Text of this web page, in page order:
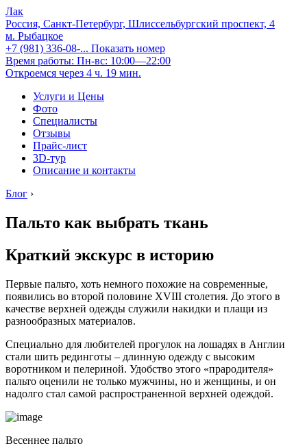
Лак
Россия, Санкт-Петербург, Шлиссельбургский проспект, 4
м. Рыбацкое
+7 (981) 336-08-... Показать номер
Время работы: Пн-вс: 10:00—22:00
Откроемся через 4 ч. 19 мин.
Услуги и Цены
Фото
Специалисты
Отзывы
Прайс-лист
3D-тур
Описание и контакты
Блог ›
Пальто как выбрать ткань
Краткий экскурс в историю
Первые пальто, хоть немного похожие на современные,
появились во второй половине ХVIII столетия. До этого в
качестве верхней одежды служили накидки и плащи из
разнообразных материалов.
Специально для любителей прогулок на лошадях в Англии
стали шить рединготы – длинную одежду с высоким
воротником и пелериной. Удобство этого «прародителя»
пальто оценили не только мужчины, но и женщины, и он
надолго стал самой распространенной верхней одеждой.
Весеннее пальто